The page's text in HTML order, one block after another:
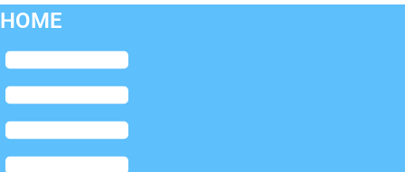
HOME
Flyout
Menu